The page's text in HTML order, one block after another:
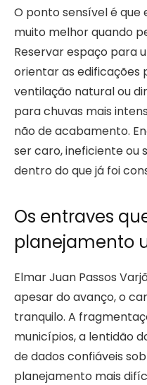
O ponto sensível é que
muito melhor quando
Reservar espaço para
orientar as edificações
ventilação natural ou
para chuvas mais
não de acabamento.
ser caro, ineficiente ou
dentro do que já foi
Os entraves
planejamento
Elmar Juan Passos
apesar do avanço, o
tranquilo. A
municípios, a lentidão
de dados confiáveis
planejamento mais